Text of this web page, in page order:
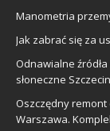
Manometria
Jak zabrać się za
Odnawialne
słoneczne
Oszczędny
Warszawa.